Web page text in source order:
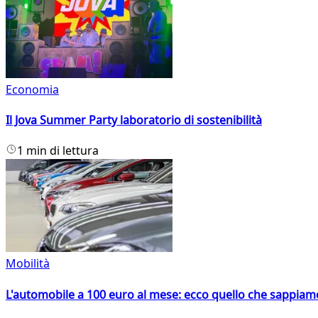
Economia
Il Jova Summer Party laboratorio di sostenibilità
1 min di lettura
Mobilità
L'automobile a 100 euro al mese: ecco quello che